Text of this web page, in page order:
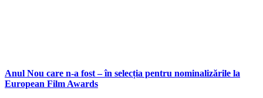
Anul Nou care n-a fost – în selecția pentru nominalizările la
European Film Awards